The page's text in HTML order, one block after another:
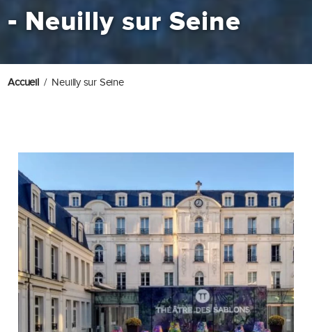
-Neuilly sur Seine
Accueil Neuilly sur Seine